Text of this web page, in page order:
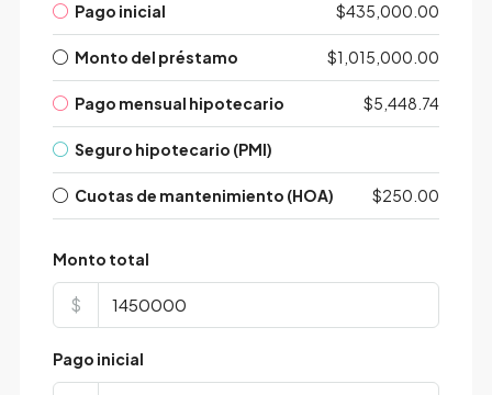
Pago inicial $435,000.00
Monto del préstamo $1,015,000.00
Pago mensual hipotecario $5,448.74
Seguro hipotecario (PMI)
Cuotas de mantenimiento (HOA) $250.00
Monto total
$
Pago inicial